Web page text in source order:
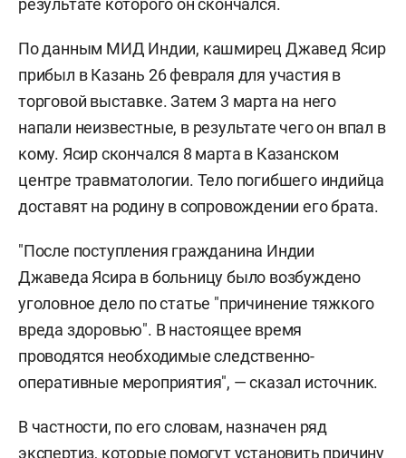
результате которого он скончался.
По данным МИД Индии, кашмирец Джавед Ясир
прибыл в Казань 26 февраля для участия в
торговой выставке. Затем 3 марта на него
напали неизвестные, в результате чего он впал в
кому. Ясир скончался 8 марта в Казанском
центре травматологии. Тело погибшего индийца
доставят на родину в сопровождении его брата.
"После поступления гражданина Индии
Джаведа Ясира в больницу было возбуждено
уголовное дело по статье "причинение тяжкого
вреда здоровью". В настоящее время
проводятся необходимые следственно-
оперативные мероприятия", — сказал источник.
В частности, по его словам, назначен ряд
экспертиз, которые помогут установить причину